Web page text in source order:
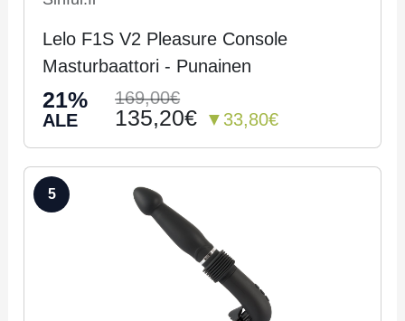
Lelo F1S V2 Pleasure Console
Masturbaattori - Pu­nai­nen
21%
ALE
169,00€
135,20€ ▼33,80€
5